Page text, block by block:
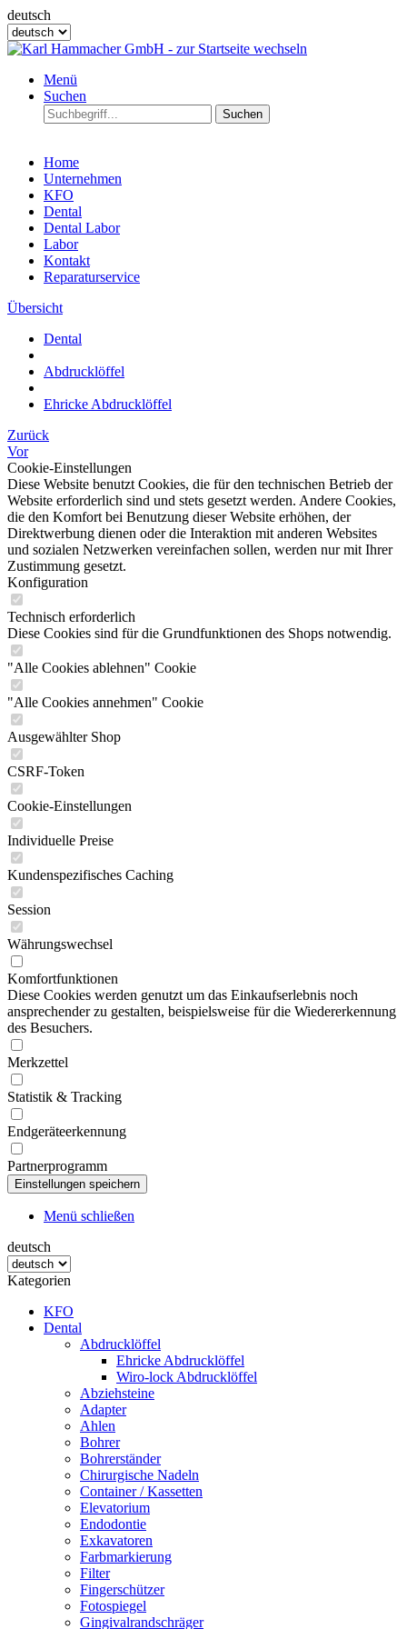
deutsch
Menü
Suchen
Suchen
Home
Unternehmen
KFO
Dental
Dental Labor
Labor
Kontakt
Reparaturservice
Übersicht
Dental
Abdrucklöffel
Ehricke Abdrucklöffel
Zurück
Vor
Cookie-Einstellungen
Diese Website benutzt Cookies, die für den technischen Betrieb der
Website erforderlich sind und stets gesetzt werden. Andere Cookies,
die den Komfort bei Benutzung dieser Website erhöhen, der
Direktwerbung dienen oder die Interaktion mit anderen Websites
und sozialen Netzwerken vereinfachen sollen, werden nur mit Ihrer
Zustimmung gesetzt.
Konfiguration
Technisch erforderlich
Diese Cookies sind für die Grundfunktionen des Shops notwendig.
"Alle Cookies ablehnen" Cookie
"Alle Cookies annehmen" Cookie
Ausgewählter Shop
CSRF-Token
Cookie-Einstellungen
Individuelle Preise
Kundenspezifisches Caching
Session
Währungswechsel
Komfortfunktionen
Diese Cookies werden genutzt um das Einkaufserlebnis noch
ansprechender zu gestalten, beispielsweise für die Wiedererkennung
des Besuchers.
Merkzettel
Statistik & Tracking
Endgeräteerkennung
Partnerprogramm
Menü schließen
deutsch
Kategorien
KFO
Dental
Abdrucklöffel
Ehricke Abdrucklöffel
Wiro-lock Abdrucklöffel
Abziehsteine
Adapter
Ahlen
Bohrer
Bohrerständer
Chirurgische Nadeln
Container / Kassetten
Elevatorium
Endodontie
Exkavatoren
Farbmarkierung
Filter
Fingerschützer
Fotospiegel
Gingivalrandschräger